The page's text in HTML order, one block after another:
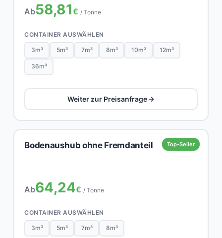
Ab58,81€ / Tonne
CONTAINER AUSWÄHLEN
3m³ 5m³ 7m³ 8m³ 10m³ 12m³
36m³
Weiter zur Preisanfrage
Top-Seller
Bodenaushub ohne Fremdanteil
Ab64,24€ / Tonne
CONTAINER AUSWÄHLEN
3m³ 5m³ 7m³ 8m³